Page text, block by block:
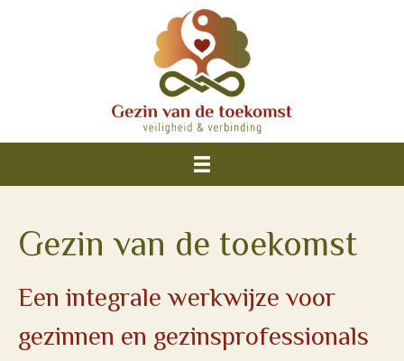
Gezin van de toekomst
Een integrale werkwijze voor
gezinnen en gezinsprofessionals